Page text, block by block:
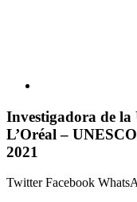
Investigadora de la
L’Oréal –
2021
TwitterFacebook